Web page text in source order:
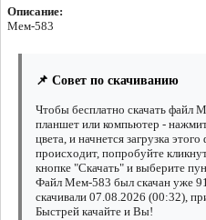
Описание:
Мем-583
📌 Совет по скачиванию
Чтобы бесплатно скачать файл
планшет или компьютер -
цвета, и начнется загрузка
происходит, попробуйте
кнопке "Скачать" и выберите
Файл Мем-583 был скачан уже
скачивали 07.08.2026 (00:32),
Быстрей качайте и Вы!